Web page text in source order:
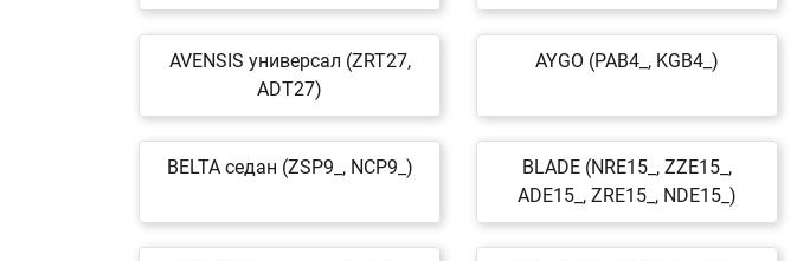
AVENSIS универсал (ZRT27,
ADT27)
AYGO (PAB4_, KGB4_)
BELTA седан (ZSP9_, NCP9_)
BLADE (NRE15_, ZZE15_,
ADE15_, ZRE15_, NDE15_)